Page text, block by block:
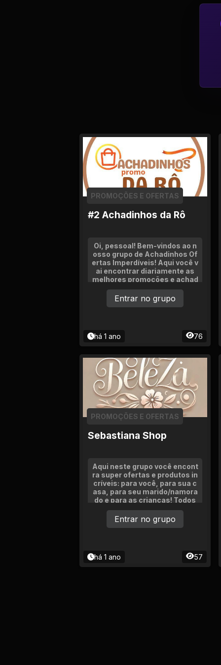
#2 Achadinhos da Rô
PROMOÇÕES E OFERTAS
Oi, pessoal! Bem-vindos ao n
osso grupo de Achadinhos Of
ertas Imperdíveis! Aqui você v
ai encontrar diariamente as
melhores promoções e achad
inhos com descontos incrívei
s!
há 1 ano 76
Entrar no grupo
Sebastiana Shop
PROMOÇÕES E OFERTAS
Aqui neste grupo você encont
ra super ofertas e produtos in
críveis: para você, para sua c
asa, para seu marido/namora
do e para as crianças! Todos
os produtos são aprovados p
or nós e pelo próprio aplicativ
o da Shopee. Espero que gost
há 1 ano 57
Entrar no grupo